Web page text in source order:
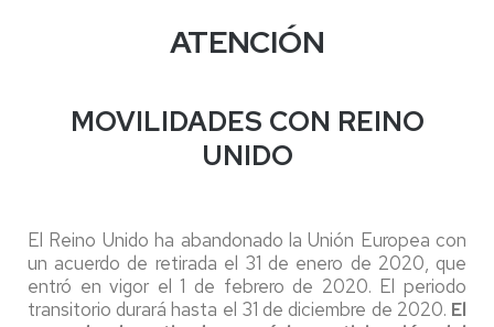
ATENCIÓN
MOVILIDADES CON REINO
UNIDO
El Reino Unido ha abandonado la Unión Europea con
un acuerdo de retirada el 31 de enero de 2020, que
entró en vigor el 1 de febrero de 2020. El periodo
transitorio durará hasta el 31 de diciembre de 2020. El